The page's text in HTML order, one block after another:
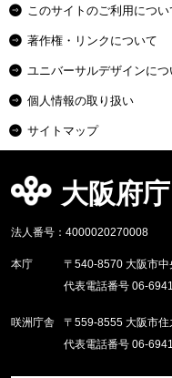
このサイトのご利用につい
著作権・リンクについて
ユニバーサルデザインにつ
個人情報の取り扱い
サイトマップ
大阪府庁
法人番号：4000020270008
本庁
〒540-8570 大阪市中
代表電話番号 06-
咲洲庁舎
〒559-8555 大阪市
代表電話番号 06-